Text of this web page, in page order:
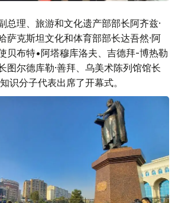
总理、旅游和文化遗产部部长阿齐兹·
萨克斯坦文化和体育部部长达吾然·阿
贝布特•阿塔穆库洛夫、吉德拜-博热勒
图尔德库勒·善拜、乌美术陈列馆馆长
识分子代表出席了开幕式。